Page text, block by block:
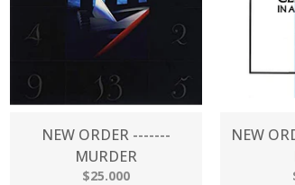
NEW ORDER -------
MURDER
$25.000
NEW